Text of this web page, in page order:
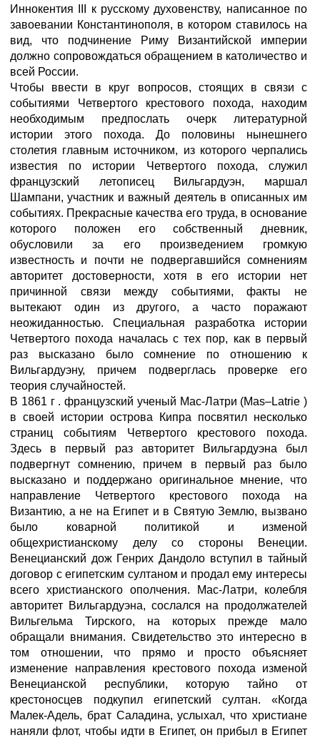
Иннокентия III к русскому духовенству, написанное по
завоевании Константинополя, в котором ставилось на
вид, что подчинение Риму Византийской империи
должно сопровождаться обращением в католичество и
всей России.
Чтобы ввести в круг вопросов, стоящих в связи с
событиями Четвертого крестового похода, находим
необходимым предпослать очерк литературной
истории этого похода. До половины нынешнего
столетия главным источником, из которого черпались
известия по истории Четвертого похода, служил
французский летописец Вильгардуэн, маршал
Шампани, участник и важный деятель в описанных им
событиях. Прекрасные качества его труда, в основание
которого положен его собственный дневник,
обусловили за его произведением громкую
известность и почти не подвергавшийся сомнениям
авторитет достоверности, хотя в его истории нет
причинной связи между событиями, факты не
вытекают один из другого, а часто поражают
неожиданностью. Специальная разработка истории
Четвертого похода началась с тех пор, как в первый
раз высказано было сомнение по отношению к
Вильгардуэну, причем подверглась проверке его
теория случайностей.
В 1861 г . французский ученый Мас-Латри (Mas–Latrie )
в своей истории острова Кипра посвятил несколько
страниц событиям Четвертого крестового похода.
Здесь в первый раз авторитет Вильгардуэна был
подвергнут сомнению, причем в первый раз было
высказано и поддержано оригинальное мнение, что
направление Четвертого крестового похода на
Византию, а не на Египет и в Святую Землю, вызвано
было коварной политикой и изменой
общехристианскому делу со стороны Венеции.
Венецианский дож Генрих Дандоло вступил в тайный
договор с египетским султаном и продал ему интересы
всего христианского ополчения. Мас-Латри, колебля
авторитет Вильгардуэна, сослался на продолжателей
Вильгельма Тирского, на которых прежде мало
обращали внимания. Свидетельство это интересно в
том отношении, что прямо и просто объясняет
изменение направления крестового похода изменой
Венецианской республики, которую тайно от
крестоносцев подкупил египетский султан. «Когда
Малек-Адель, брат Саладина, услыхал, что христиане
наняли флот, чтобы идти в Египет, он прибыл в Египет